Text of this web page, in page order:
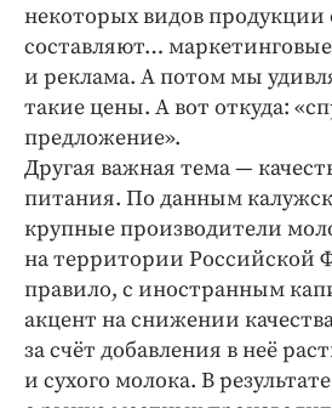
некоторых видов продукции
составляют…
и реклама. А потом мы
такие цены. А вот откуда:
предложение».
Другая важная тема —
питания. По данным
крупные производители
на территории Российской
правило, с иностранным
акцент на снижении
за счёт добавления в неё
и сухого молока. В